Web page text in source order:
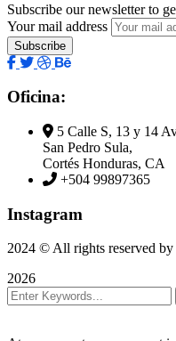
Subscribe our newsletter to
Your mail address
Oficina:
5 Calle S, 13 y 14
San Pedro Sula,
Cortés Honduras, CA
+504 99897365
Instagram
2024 © All rights reserved by
2026